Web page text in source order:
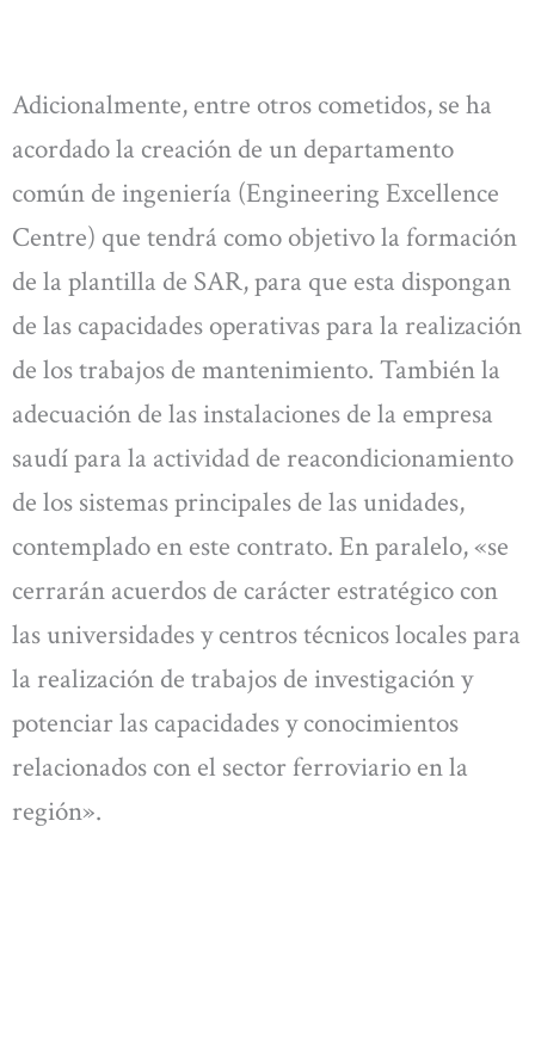
Adicionalmente, entre otros cometidos, se ha
acordado la creación de un departamento
común de ingeniería (Engineering Excellence
Centre) que tendrá como objetivo la formación
de la plantilla de SAR, para que esta dispongan
de las capacidades operativas para la realización
de los trabajos de mantenimiento. También la
adecuación de las instalaciones de la empresa
saudí para la actividad de reacondicionamiento
de los sistemas principales de las unidades,
contemplado en este contrato. En paralelo, «se
cerrarán acuerdos de carácter estratégico con
las universidades y centros técnicos locales para
la realización de trabajos de investigación y
potenciar las capacidades y conocimientos
relacionados con el sector ferroviario en la
región».